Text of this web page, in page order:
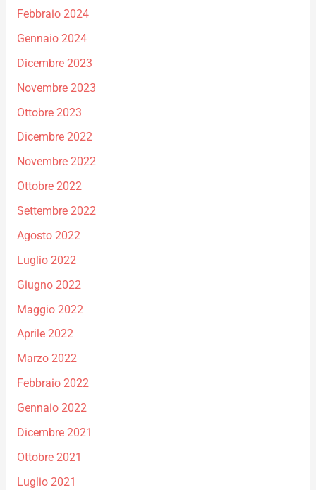
Febbraio 2024
Gennaio 2024
Dicembre 2023
Novembre 2023
Ottobre 2023
Dicembre 2022
Novembre 2022
Ottobre 2022
Settembre 2022
Agosto 2022
Luglio 2022
Giugno 2022
Maggio 2022
Aprile 2022
Marzo 2022
Febbraio 2022
Gennaio 2022
Dicembre 2021
Ottobre 2021
Luglio 2021